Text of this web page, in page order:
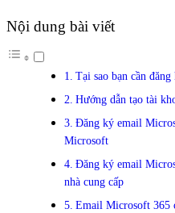
Nội dung bài viết
Tại sao bạn cần
Hướng dẫn tạo tài
Đăng ký email
Microsoft
Đăng ký email
nhà cung cấp
Email Microsoft 365